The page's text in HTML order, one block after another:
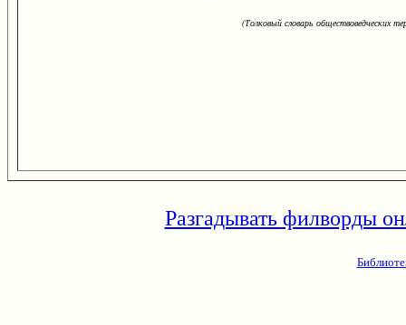
(Толковый словарь обществоведческих
Разгадывать филворды